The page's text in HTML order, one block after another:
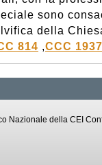
sono
della
814 ,CCC 1937
Nazionale della CEI